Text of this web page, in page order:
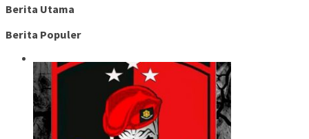
Berita Utama
Berita Populer